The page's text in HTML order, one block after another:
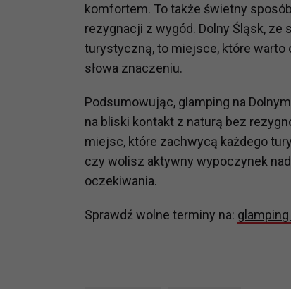
komfortem. To także świetny
rezygnacji z wygód. Dolny Śląsk,
turystyczną, to miejsce, które warto
słowa znaczeniu.
Podsumowując, glamping na
na bliski kontakt z naturą bez
miejsc, które zachwycą każdego
czy wolisz aktywny wypoczynek
oczekiwania.
Sprawdź wolne terminy na:
Komu możemy przekazać
Zgodnie z obowiązującym
np. agencjom
obowiązującego prawa np.
Zaufanych parterów.
Jakie masz prawa w
Masz między innymi
także wycofać zgodę na
szczegółowo tutaj.
Jakie są podstawy